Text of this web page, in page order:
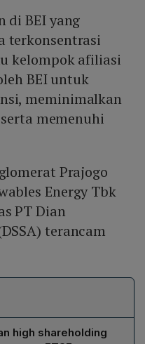
di BEI yang
terkonsentrasi
kelompok afiliasi
BEI untuk
meminimalkan
memenuhi
Prajogo
Energy Tbk
PT Dian
terancam
high shareholding